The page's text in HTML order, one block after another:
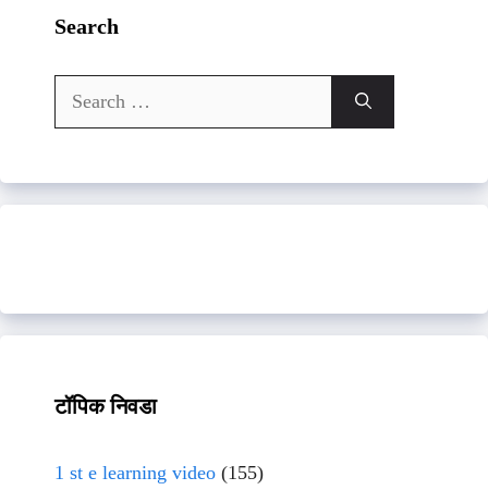
Search
Search
for:
टॉपिक निवडा
1 st e learning video (155)